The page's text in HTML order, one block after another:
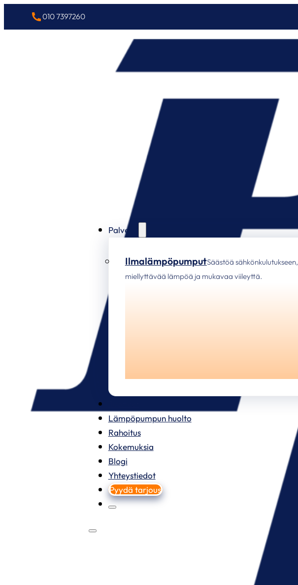
010 7397260
Palvelut
IlmalämpöpumputSäästöä sähkönkulutukseen,
miellyttävää lämpöä ja mukavaa viileyttä.
Lämpöpumpun huolto
Rahoitus
Kokemuksia
Blogi
Yhteystiedot
Pyydä tarjous